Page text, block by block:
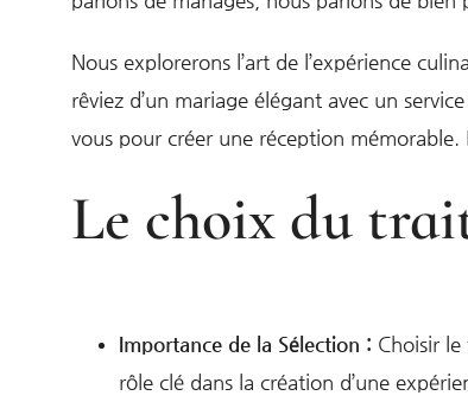
Nous explorerons l’art de l’expérience
rêviez d’un mariage élégant avec un
vous pour créer une réception mémorable.
Le choix du
Importance de la Sélection : Choisir
rôle clé dans la création d’une